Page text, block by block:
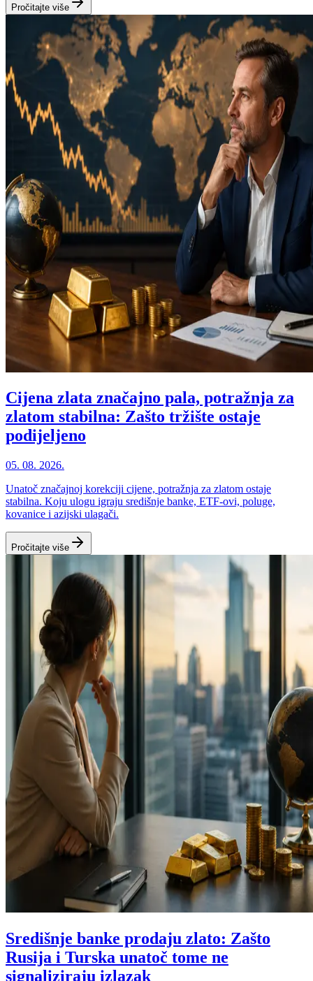
Pročitajte više
Cijena zlata značajno pala, potražnja za
zlatom stabilna: Zašto tržište ostaje
podijeljeno
05. 08. 2026.
Unatoč značajnoj korekciji cijene, potražnja za zlatom ostaje
stabilna. Koju ulogu igraju središnje banke, ETF-ovi, poluge,
kovanice i azijski ulagači.
Pročitajte više
Središnje banke prodaju zlato: Zašto
Rusija i Turska unatoč tome ne
signaliziraju izlazak